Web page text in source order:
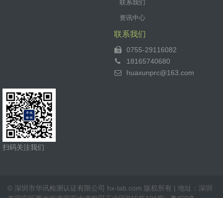
一样， 而且每个国家的认证测试项目也有所不同，
找资料， 看的一头雾水的。所以今天福利来了，针
对蓝牙音箱 这一款产品出口需要做哪些认证。微测
联系我们
资讯中心
联系我们
0755-29116082
18165740680
huaxunprc@163.com
扫码关注我们
© 深圳市华讯检测认证有限公司 hx-lab.com 版权所有 | 地址：深圳